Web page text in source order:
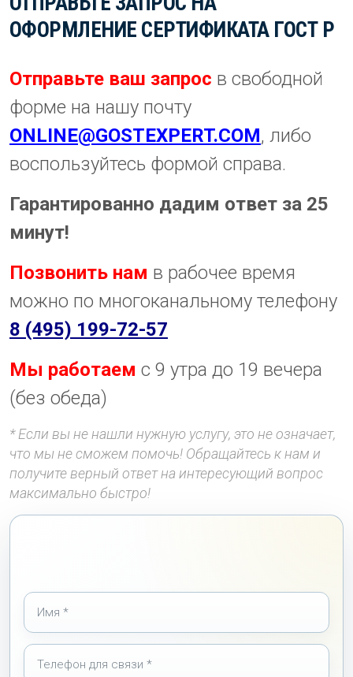
ОФОРМЛЕНИЕ СЕРТИФИКАТА ГОСТ Р
Отправьте ваш запрос в свободной
форме на нашу почту
ONLINE@GOSTEXPERT.COM, либо
воспользуйтесь формой справа.
Гарантированно дадим ответ за 25
минут!
Позвонить нам в рабочее время
можно по многоканальному телефону
8 (495) 199-72-57
Мы работаем с 9 утра до 19 вечера
(без обеда)
* Если вы не нашли нужную услугу, это не означает,
что мы не сможем помочь! Обращайтесь к нам и
получите верный ответ на интересующий вопрос
максимально быстро!